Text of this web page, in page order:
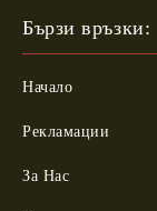
Бързи връзки:
Начало
Рекламации
За Нас